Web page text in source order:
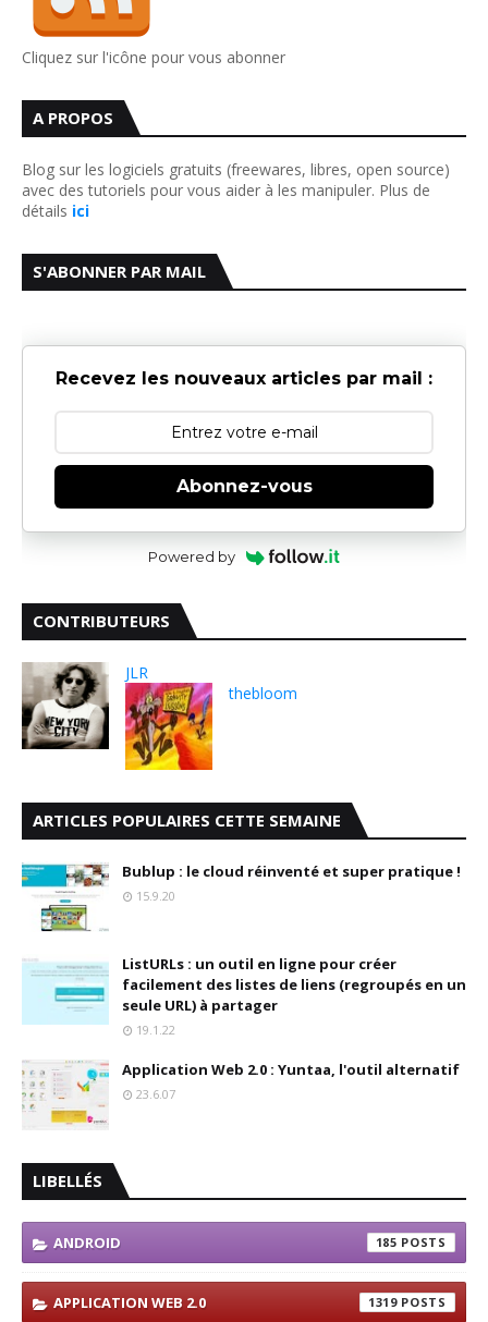
Cliquez sur l'icône pour vous abonner
A PROPOS
Blog sur les logiciels gratuits (freewares, libres, open source)
avec des tutoriels pour vous aider à les manipuler. Plus de
détails ici
S'ABONNER PAR MAIL
Recevez les nouveaux articles par mail :
Abonnez-vous
Powered by
CONTRIBUTEURS
JLR
thebloom
ARTICLES POPULAIRES CETTE SEMAINE
Bublup : le cloud réinventé et super pratique !
15.9.20
ListURLs : un outil en ligne pour créer
facilement des listes de liens (regroupés en un
seule URL) à partager
19.1.22
Application Web 2.0 : Yuntaa, l'outil alternatif
23.6.07
LIBELLÉS
ANDROID 185
APPLICATION WEB 2.0 1319